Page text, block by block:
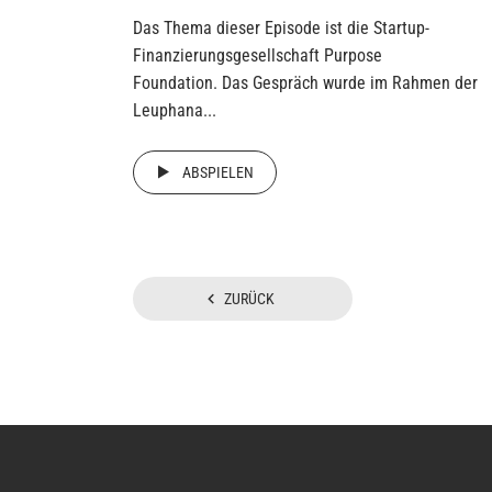
Das Thema dieser Episode ist die Startup-
Finanzierungsgesellschaft Purpose
Foundation. Das Gespräch wurde im Rahmen der
Leuphana...
ABSPIELEN
ZURÜCK
Beiträge